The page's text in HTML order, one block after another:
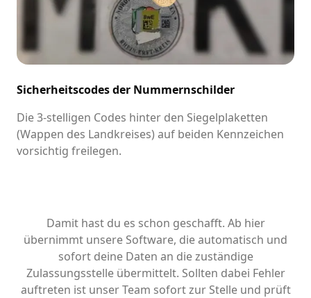
Sicherheitscodes der Nummernschilder
Die 3-stelligen Codes hinter den Siegelplaketten
(Wappen des Landkreises) auf beiden Kennzeichen
vorsichtig freilegen.
Damit hast du es schon geschafft. Ab hier
übernimmt unsere Software, die automatisch und
sofort deine Daten an die zuständige
Zulassungsstelle übermittelt. Sollten dabei Fehler
auftreten ist unser Team sofort zur Stelle und prüft